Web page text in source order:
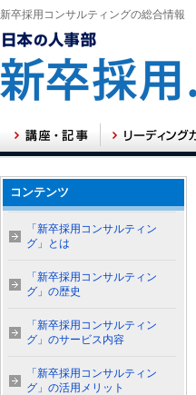
新卒採用コンサルティングの総合情報
コンテンツ
「新卒採用コンサルティン
グ」とは
「新卒採用コンサルティン
グ」の歴史
「新卒採用コンサルティン
グ」のサービス内容
「新卒採用コンサルティン
グ」の活用メリット